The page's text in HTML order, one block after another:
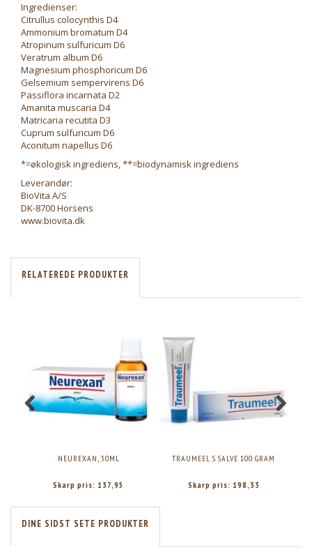
Ingredienser:
Citrullus colocynthis D4
Ammonium bromatum D4
Atropinum sulfuricum D6
Veratrum album D6
Magnesium phosphoricum D6
Gelsemium sempervirens D6
Passiflora incarnata D2
Amanita muscaria D4
Matricaria recutita D3
Cuprum sulfuricum D6
Aconitum napellus D6
*=økologisk ingrediens, **=biodynamisk ingrediens
Leverandør:
BioVita A/S
DK-8700 Horsens
www.biovita.dk
RELATEREDE PRODUKTER
NEUREXAN, 30ML
Skarp pris: 137,95
TRAUMEEL S SALVE 100 GRAM
Skarp pris: 198,33
DINE SIDST SETE PRODUKTER